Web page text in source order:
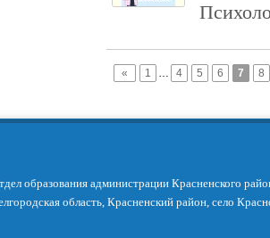
« 1 … 4 5 6 7 8
образования администрации Красненского
область, Красненский район, село